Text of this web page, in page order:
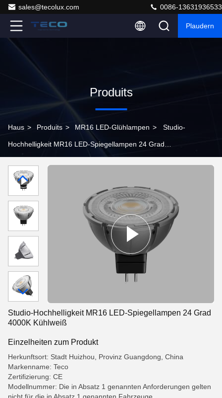
sales@tecolux.com 0086-13631936533
Plaudern
Produits
Haus > Produits > MR16 LED-Glühlampen > Studio-
Hochhelligkeit MR16 LED-Spiegellampen 24 Grad
Studio-Hochhelligkeit MR16 LED-Spiegellampen 24 Grad
4000K Kühlweiß
Einzelheiten zum Produkt
Herkunftsort: Stadt Huizhou, Provinz Guangdong, China
Markenname: Teco
Zertifizierung: CE
Modellnummer: Die in Absatz 1 genannten Anforderungen gelten